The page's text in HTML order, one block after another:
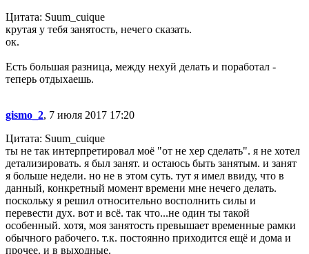
Цитата: Suum_cuique
крутая у тебя занятость, нечего сказать.
ок.
Есть большая разница, между неxуй делать и поработал -
теперь отдыхаешь.
gismo_2, 7 июля 2017 17:20
Цитата: Suum_cuique
ты не так интерпретировал моё "от не хер сделать". я не хотел
детализировать. я был занят. и остаюсь быть занятым. и занят
я больше недели. но не в этом суть. тут я имел ввиду, что в
данный, конкретный момент времени мне нечего делать.
поскольку я решил относительно восполнить силы и
перевести дух. вот и всё. так что...не один ты такой
особенный. хотя, моя занятость превышает временные рамки
обычного рабочего. т.к. постоянно приходится ещё и дома и
прочее. и в выходные.